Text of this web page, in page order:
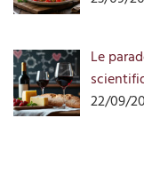
Le
22/09/